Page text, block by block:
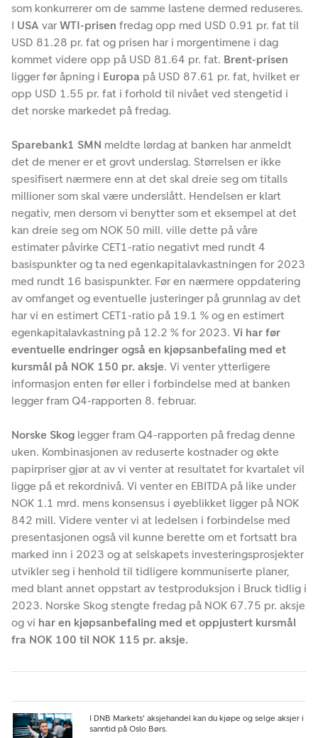
som konkurrerer om de samme lastene dermed reduseres.
I USA var WTI-prisen fredag opp med USD 0.91 pr. fat til
USD 81.28 pr. fat og prisen har i morgentimene i dag
kommet videre opp på USD 81.64 pr. fat. Brent-prisen
ligger før åpning i Europa på USD 87.61 pr. fat, hvilket er
opp USD 1.55 pr. fat i forhold til nivået ved stengetid i
det norske markedet på fredag.
Sparebank1 SMN meldte lørdag at banken har anmeldt
det de mener er et grovt underslag. Størrelsen er ikke
spesifisert nærmere enn at det skal dreie seg om titalls
millioner som skal være underslått. Hendelsen er klart
negativ, men dersom vi benytter som et eksempel at det
kan dreie seg om NOK 50 mill. ville dette på våre
estimater påvirke CET1-ratio negativt med rundt 4
basispunkter og ta ned egenkapitalavkastningen for 2023
med rundt 16 basispunkter. Før en nærmere oppdatering
av omfanget og eventuelle justeringer på grunnlag av det
har vi en estimert CET1-ratio på 19.1 % og en estimert
egenkapitalavkastning på 12.2 % for 2023. Vi har før
eventuelle endringer også en kjøpsanbefaling med et
kursmål på NOK 150 pr. aksje. Vi venter ytterligere
informasjon enten før eller i forbindelse med at banken
legger fram Q4-rapporten 8. februar.
Norske Skog legger fram Q4-rapporten på fredag denne
uken. Kombinasjonen av reduserte kostnader og økte
papirpriser gjør at av vi venter at resultatet for kvartalet vil
ligge på et rekordnivå. Vi venter en EBITDA på like under
NOK 1.1 mrd. mens konsensus i øyeblikket ligger på NOK
842 mill. Videre venter vi at ledelsen i forbindelse med
presentasjonen også vil kunne berette om et fortsatt bra
marked inn i 2023 og at selskapets investeringsprosjekter
utvikler seg i henhold til tidligere kommuniserte planer,
med blant annet oppstart av testproduksjon i Bruck tidlig i
2023. Norske Skog stengte fredag på NOK 67.75 pr. aksje
og vi har en kjøpsanbefaling med et oppjustert kursmål
fra NOK 100 til NOK 115 pr. aksje.
I DNB Markets' aksjehandel kan du kjøpe og selge aksjer i
sanntid på Oslo Børs.